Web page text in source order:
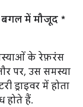
में मौजूद *
के रेफ़रंस
पर, उस समस्या
ड्राइवर में होता
होते हैं.